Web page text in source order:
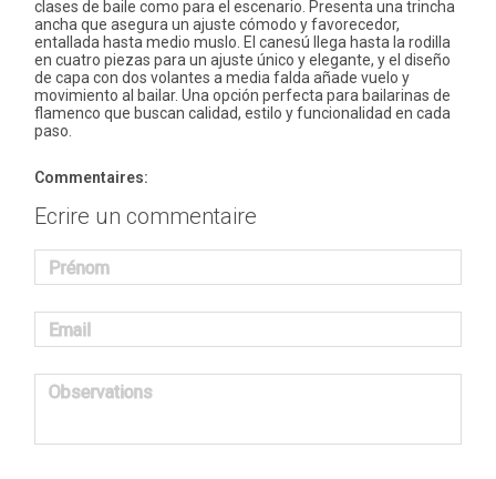
clases de baile como para el escenario. Presenta una trincha
ancha que asegura un ajuste cómodo y favorecedor,
entallada hasta medio muslo. El canesú llega hasta la rodilla
en cuatro piezas para un ajuste único y elegante, y el diseño
de capa con dos volantes a media falda añade vuelo y
movimiento al bailar. Una opción perfecta para bailarinas de
flamenco que buscan calidad, estilo y funcionalidad en cada
paso.
Commentaires:
Ecrire un commentaire
Prénom
Email
Observations